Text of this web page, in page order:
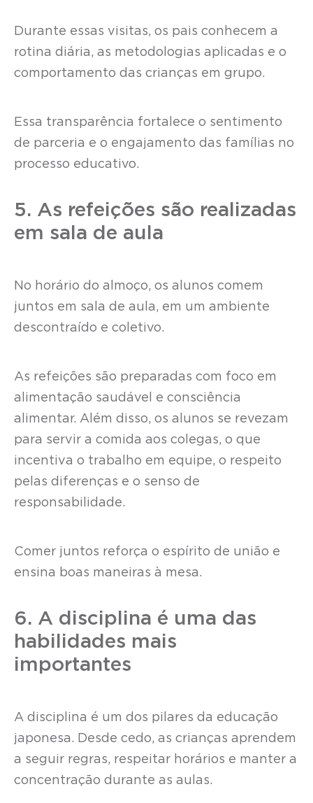
Durante essas visitas, os pais conhecem a
rotina diária, as metodologias aplicadas e o
comportamento das crianças em grupo.
Essa transparência fortalece o sentimento
de parceria e o engajamento das famílias no
processo educativo.
5. As refeições são realizadas
em sala de aula
No horário do almoço, os alunos comem
juntos em sala de aula, em um ambiente
descontraído e coletivo.
As refeições são preparadas com foco em
alimentação saudável e consciência
alimentar. Além disso, os alunos se revezam
para servir a comida aos colegas, o que
incentiva o trabalho em equipe, o respeito
pelas diferenças e o senso de
responsabilidade.
Comer juntos reforça o espírito de união e
ensina boas maneiras à mesa.
6. A disciplina é uma das
habilidades mais
importantes
A disciplina é um dos pilares da educação
japonesa. Desde cedo, as crianças aprendem
a seguir regras, respeitar horários e manter a
concentração durante as aulas.